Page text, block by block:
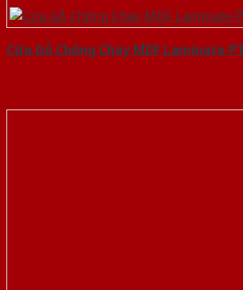
Cửa Gỗ Chống Cháy MDF Laminate P1